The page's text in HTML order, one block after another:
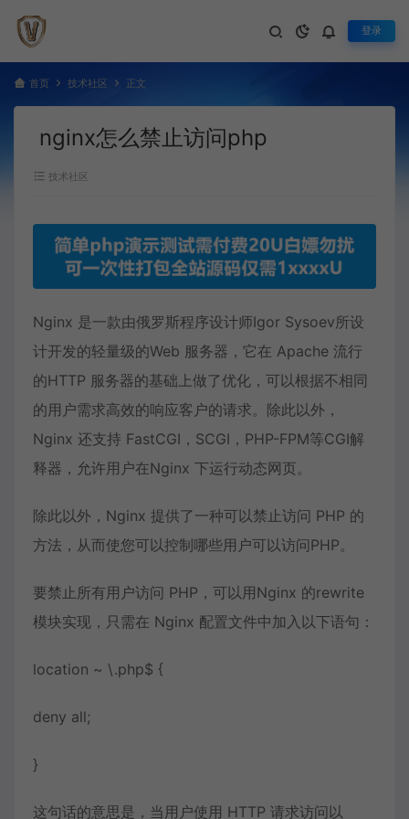
登录
首页 技术社区 正文
nginx怎么禁止访问php
技术社区
Nginx 是一款由俄罗斯程序设计师Igor Sysoev所设
计开发的轻量级的Web 服务器，它在 Apache 流行
的HTTP 服务器的基础上做了优化，可以根据不相同
的用户需求高效的响应客户的请求。除此以外，
Nginx 还支持 FastCGI，SCGI，PHP-FPM等CGI解
释器，允许用户在Nginx 下运行动态网页。
除此以外，Nginx 提供了一种可以禁止访问 PHP 的
方法，从而使您可以控制哪些用户可以访问PHP。
要禁止所有用户访问 PHP，可以用Nginx 的rewrite
模块实现，只需在 Nginx 配置文件中加入以下语句：
location ~ \.php$ {
deny all;
}
这句话的意思是，当用户使用 HTTP 请求访问以